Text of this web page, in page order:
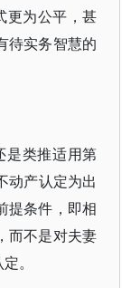
更为公平，甚
待实务智慧的
是类推适用第
动产认定为出
提条件，即相
而不是对夫妻
。